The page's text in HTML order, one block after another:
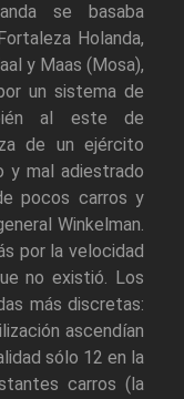
se basaba
Holanda,
y Maas (Mosa),
un sistema de
al este de
de un ejército
y mal adiestrado
pocos carros y
Winkelman.
por la velocidad
no existió. Los
más discretas:
ascendían
sólo 12 en la
carros (la